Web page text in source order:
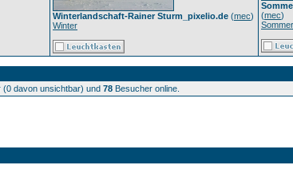
Winterlandschaft-Rainer Sturm_pixelio.de (mec)
Winter
(mec)
Sommer
davon unsichtbar) und 78 Besucher online.